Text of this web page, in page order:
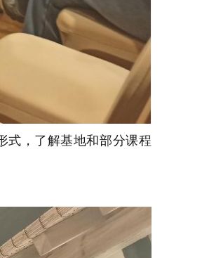
式，了解基地和部分课程